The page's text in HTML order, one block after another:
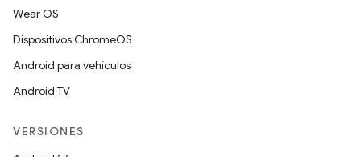
Wear OS
Dispositivos ChromeOS
Android para vehículos
Android TV
VERSIONES